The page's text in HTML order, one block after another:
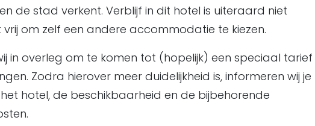
de stad verkent. Verblijf in dit hotel is uiteraard niet
vrij om zelf een andere accommodatie te kiezen.
in overleg om te komen tot (hopelijk) een speciaal tarief
Zodra hierover meer duidelijkheid is, informeren wij je
hotel, de beschikbaarheid en de bijbehorende